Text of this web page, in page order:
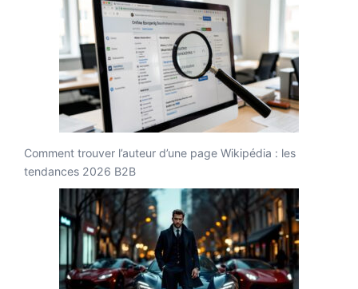
Comment trouver l’auteur d’une page Wikipédia : les
tendances 2026 B2B